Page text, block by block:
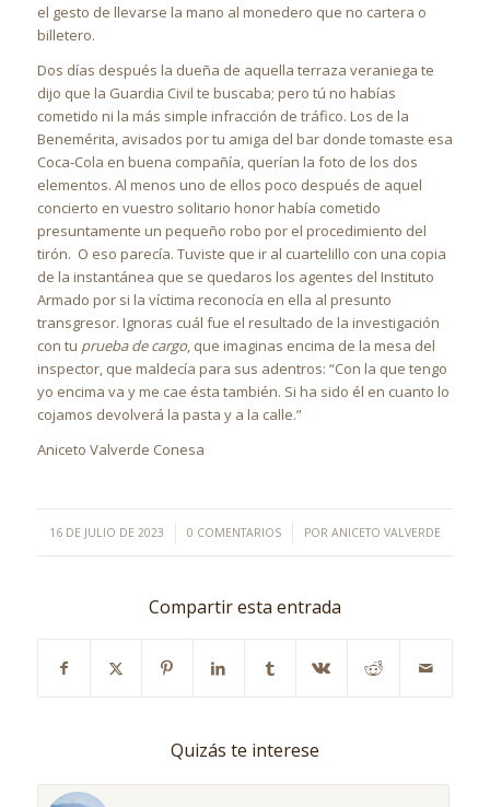
el gesto de llevarse la mano al monedero que no cartera o
billetero.
Dos días después la dueña de aquella terraza veraniega te
dijo que la Guardia Civil te buscaba; pero tú no habías
cometido ni la más simple infracción de tráfico. Los de la
Benemérita, avisados por tu amiga del bar donde tomaste esa
Coca-Cola en buena compañía, querían la foto de los dos
elementos. Al menos uno de ellos poco después de aquel
concierto en vuestro solitario honor había cometido
presuntamente un pequeño robo por el procedimiento del
tirón. O eso parecía. Tuviste que ir al cuartelillo con una copia
de la instantánea que se quedaros los agentes del Instituto
Armado por si la víctima reconocía en ella al presunto
transgresor. Ignoras cuál fue el resultado de la investigación
con tu prueba de cargo, que imaginas encima de la mesa del
inspector, que maldecía para sus adentros: “Con la que tengo
yo encima va y me cae ésta también. Si ha sido él en cuanto lo
cojamos devolverá la pasta y a la calle.”
Aniceto Valverde Conesa
16 DE JULIO DE 2023
/ 0 COMENTARIOS
/ POR ANICETO VALVERDE
Compartir esta entrada
Quizás te interese